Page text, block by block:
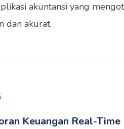
akuntansi yang
dan akurat.
Keuangan Real-Time